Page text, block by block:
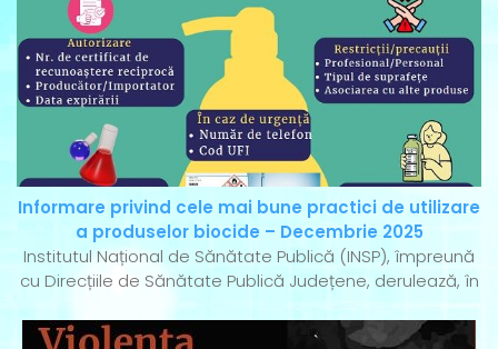
Informare privind cele mai bune practici de utilizare
a produselor biocide – Decembrie 2025
Institutul Național de Sănătate Publică (INSP), împreună
cu Direcțiile de Sănătate Publică Județene, derulează, în